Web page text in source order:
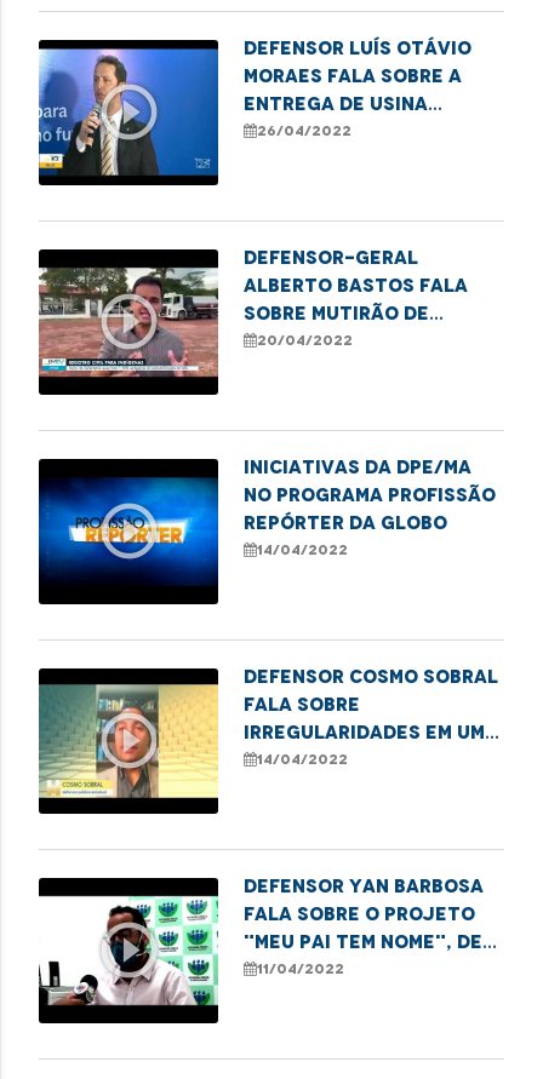
play_circle_outline
Defensor Luís Otávio
Moraes fala sobre a
entrega de usina
elétrica para o
26/04/2022
play_circle_outline
Defensor-geral
Alberto Bastos fala
sobre mutirão de
documentação básica
20/04/2022
play_circle_outline
Iniciativas da DPE/MA
no programa Profissão
Repórter da Globo
14/04/2022
play_circle_outline
Defensor Cosmo Sobral
fala sobre
irregularidades em um
dos principais hospitais
14/04/2022
play_circle_outline
Defensor Yan Barbosa
fala sobre o projeto
"Meu Pai tem Nome", de
reconhecimento de
11/04/2022